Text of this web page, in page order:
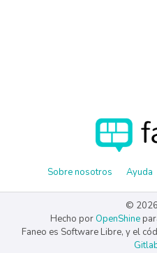
Sobre nosotros Ayuda
©
Hecho por OpenShine
Faneo es Software Libre, y el